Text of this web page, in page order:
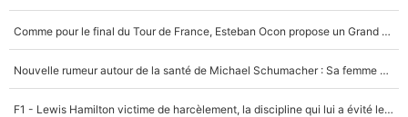
Comme pour le final du Tour de France, Esteban Ocon propose un Grand Prix de Formule 1 à Paris : «Autour de l’Arc de Triomphe, ce serait génial» !
Nouvelle rumeur autour de la santé de Michael Schumacher : Sa femme Corinna sort du silence
F1 - Lewis Hamilton victime de harcèlement, la discipline qui lui a évité le pire : «J'aurais probablement mal tourné»